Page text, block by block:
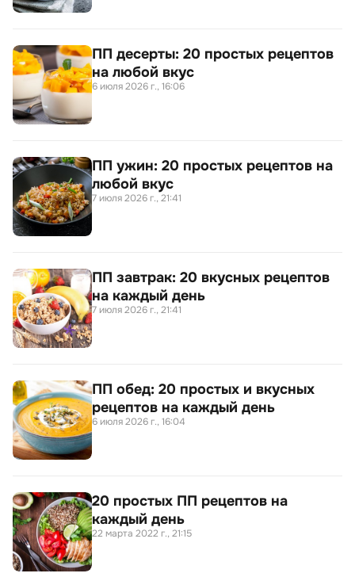
ПП десерты: 20 простых рецептов
на любой вкус
6 июля 2026 г., 16:06
ПП ужин: 20 простых рецептов на
любой вкус
7 июля 2026 г., 21:41
ПП завтрак: 20 вкусных рецептов
на каждый день
7 июля 2026 г., 21:41
ПП обед: 20 простых и вкусных
рецептов на каждый день
6 июля 2026 г., 16:04
20 простых ПП рецептов на
каждый день
22 марта 2022 г., 21:15